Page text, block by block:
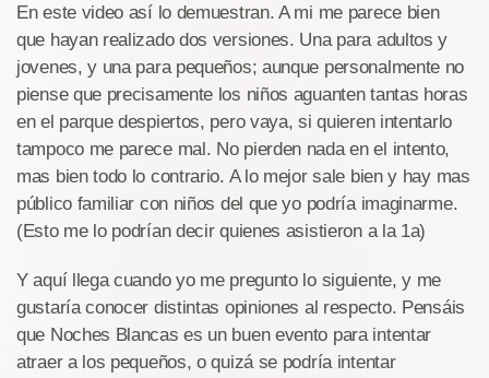
En este video así lo demuestran. A mi me parece bien
que hayan realizado dos versiones. Una para adultos y
jovenes, y una para pequeños; aunque personalmente no
piense que precisamente los niños aguanten tantas horas
en el parque despiertos, pero vaya, si quieren intentarlo
tampoco me parece mal. No pierden nada en el intento,
mas bien todo lo contrario. A lo mejor sale bien y hay mas
público familiar con niños del que yo podría imaginarme.
(Esto me lo podrían decir quienes asistieron a la 1a)
Y aquí llega cuando yo me pregunto lo siguiente, y me
gustaría conocer distintas opiniones al respecto. Pensáis
que Noches Blancas es un buen evento para intentar
atraer a los pequeños, o quizá se podría intentar